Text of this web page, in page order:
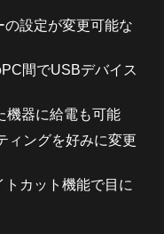
設定が変更可能な
間でUSBデバイス
機器に給電も可能
ィングを好みに変更
カット機能で目に